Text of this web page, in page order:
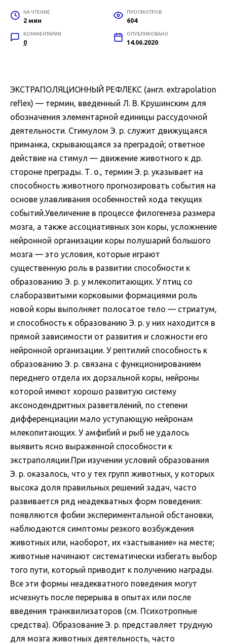
НА ЧТЕНИЕ
2 мин
ПРОСМОТРОВ
604
КОММЕНТАРИИ
0
ОПУБЛИКОВАНО
14.06.2020
ЭКСТРАПОЛЯЦИОННЫЙ РЕФЛЕКС (англ. extrapolation
reflex) — термин, введенный Л. В. Крушинским для
обозначения элементарной единицы рассудочной
деятельности. Стимулом Э. р. служит движущаяся
приманка, скрывающаяся за преградой; ответное
действие на стимул — движение животного к др.
стороне преграды. Т. о., термин Э. р. указывает на
способность животного прогнозировать события на
основе улавливания особенностей хода текущих
событий.Увеличение в процессе филогенеза размера
мозга, а также ассоциативных зон коры, усложнение
нейронной организации коры полушарий большого
мозга — это условия, которые играют
существенную роль в развитии способности к
образованию Э. р. у млекопитающих. У птиц со
слаборазвитыми корковыми формациями роль
новой коры выполняет полосатое тело — стриатум,
и способность к образованию Э. р. у них находится в
прямой зависимости от развития и сложности его
нейронной организации. У рептилий способность к
образованию Э. р. связана с функционированием
переднего отдела их дорзальной коры, нейроны
которой имеют хорошо развитую систему
аксонодендритных разветвлений, по степени
дифференциации мало уступающую нейронам
млекопитающих. У амфибий и рыб не удалось
выявить ясно выраженной способности к
экстраполяции.При изучении условий образования
Э. р. оказалось, что у тех групп животных, у которых
высока доля правильных решений задач, часто
развивается ряд неадекватных форм поведения:
появляются фобии экспериментальной обстановки,
наблюдаются симптомы резкого возбуждения
животных или, наоборот, их «застывание» на месте;
животные начинают систематически избегать выбор
того пути, который приводит к получению награды.
Все эти формы неадекватного поведения могут
исчезнуть после перерыва в опытах или после
введения транквилизаторов (см. Психотропные
средства). Образование Э. р. представляет трудную
для мозга животных деятельность, часто